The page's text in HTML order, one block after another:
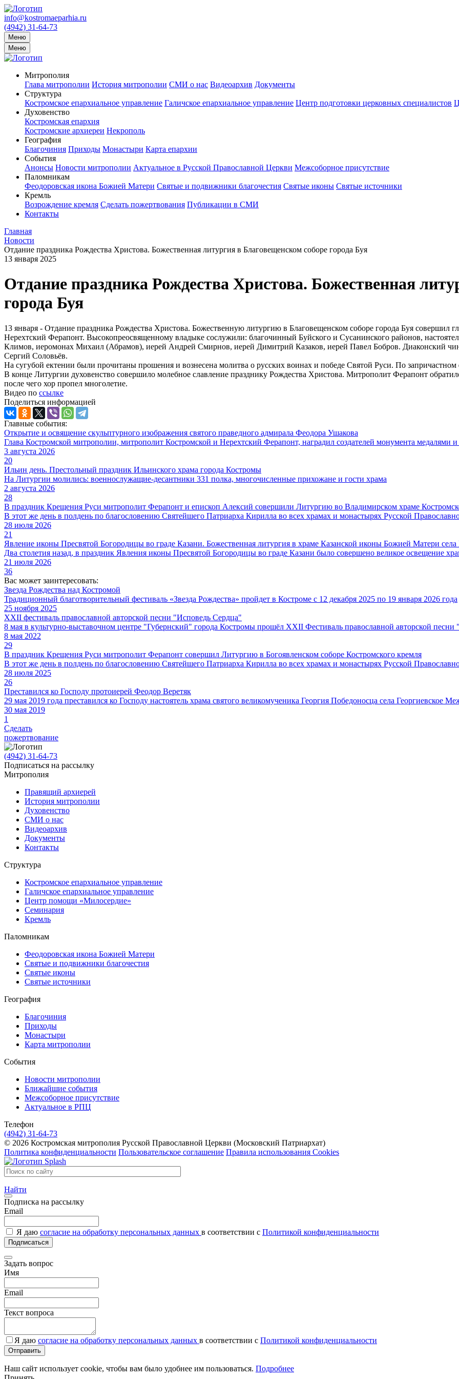
info@kostromaeparhia.ru
(4942) 31-64-73
Меню
Меню
Митрополия
Глава митрополии История митрополии СМИ о нас Видеоархив Документы
Структура
Костромское епархиальное управление Галичское епархиальное управление Центр подготовки церковных специалистов
Духовенство
Костромская епархия
Костромские архиереи Некрополь
География
Благочиния Приходы Монастыри Карта епархии
События
Анонсы Новости митрополии Актуальное в Русской Православной Церкви Межсоборное присутствие
Паломникам
Феодоровская икона Божией Матери Святые и подвижники благочестия Святые иконы Святые источники
Кремль
Возрождение кремля Сделать пожертвования Публикации в СМИ
Контакты
Главная
Новости
Отдание праздника Рождества Христова. Божественная литургия в Благовещенском соборе города Буя
13 января 2025
Отдание праздника Рождества Христова. Божественная
города Буя
13 января - Отдание праздника Рождества Христова. Божественную литургию в Благовещенском соборе города Буя совершил
Нерехтский Ферапонт. Высокопреосвященному владыке сослужили: благочинный Буйского и Сусанинского районов,
Климов, иеромонах Михаил (Абрамов), иерей Андрей Смирнов, иерей Димитрий Казаков, иерей Павел Бобров. Диаконский
Сергий Соловьёв.
На сугубой ектении были прочитаны прошения и вознесена молитва о русских воинах и победе Святой Руси. По
В конце Литургии духовенство совершило молебное славление празднику Рождества Христова. Митрополит Ферапонт
после чего хор пропел многолетие.
Видео по ссылке
Поделиться информацией
Главные события:
Открытие и освящение скульптурного изображения святого праведного адмирала Феодора Ушакова
Глава Костромской митрополии, митрополит Костромской и Нерехтский Ферапонт, наградил создателей монумента медалями
3 августа 2026
20
Ильин день. Престольный праздник Ильинского храма города Костромы
На Литургии молились: военнослужащие-десантники 331 полка, многочисленные прихожане и гости храма
2 августа 2026
28
В праздник Крещения Руси митрополит Ферапонт и епископ Алексий совершили Литургию во Владимирском храме
В этот же день в полдень по благословению Святейшего Патриарха Кирилла во всех храмах и монастырях Русской
28 июля 2026
21
Явление иконы Пресвятой Богородицы во граде Казани. Божественная литургия в храме Казанской иконы Божией Матери села
Два столетия назад, в праздник Явления иконы Пресвятой Богородицы во граде Казани было совершено великое освещение
21 июля 2026
36
Вас может заинтересовать:
Звезда Рождества над Костромой
Традиционный благотворительный фестиваль «Звезда Рождества» пройдет в Костроме с 12 декабря 2025 по 19 января 2026 года
25 ноября 2025
XXII фестиваль православной авторской песни "Исповедь Cердца"
8 мая в культурно-выставочном центре "Губернский" города Костромы прошёл XXII Фестиваль православной авторской песни
8 мая 2022
29
В праздник Крещения Руси митрополит Ферапонт совершил Литургию в Богоявленском соборе Костромского кремля
В этот же день в полдень по благословению Святейшего Патриарха Кирилла во всех храмах и монастырях Русской
28 июля 2025
26
Преставился ко Господу протоиерей Феодор Веретяк
29 мая 2019 года преставился ко Господу настоятель храма святого великомученика Георгия Победоносца села Георгиевское
30 мая 2019
1
Сделать
пожертвование
(4942) 31-64-73
Подписаться на рассылку
Митрополия
Правящий архиерей
История митрополии
Духовенство
СМИ о нас
Видеоархив
Документы
Контакты
Структура
Костромское епархиальное управление
Галичское епархиальное управление
Центр помощи «Милосердие»
Семинария
Кремль
Паломникам
Феодоровская икона Божией Матери
Святые и подвижники благочестия
Святые иконы
Святые источники
География
Благочиния
Приходы
Монастыри
Карта митрополии
События
Новости митрополии
Ближайшие события
Межсоборное присутствие
Актуальное в РПЦ
Телефон
(4942) 31-64-73
© 2026 Костромская митрополия Русской Православной Церкви (Московский Патриархат)
Политика конфиденциальности Пользовательское соглашение Правила использования Cookies
Найти
Подписка на рассылку
Email
Я даю согласие на обработку персональных данных в соответствии с Политикой конфиденциальности
Подписаться
Задать вопрос
Имя
Email
Текст вопроса
Я даю согласие на обработку персональных данных в соответствии с Политикой конфиденциальности
Отправить
Наш сайт использует cookie, чтобы вам было удобнее им пользоваться. Подробнее